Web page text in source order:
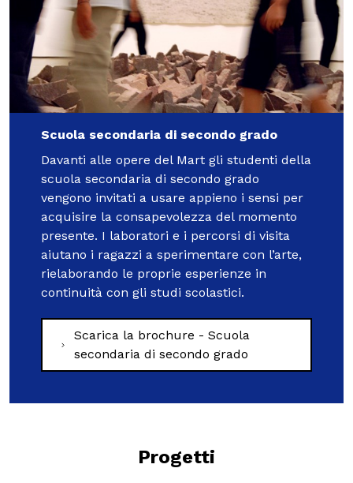
Scuola secondaria di secondo grado
Davanti alle opere del Mart gli studenti della
scuola secondaria di secondo grado
vengono invitati a usare appieno i sensi per
acquisire la consapevolezza del momento
presente. I laboratori e i percorsi di visita
aiutano i ragazzi a sperimentare con l’arte,
rielaborando le proprie esperienze in
continuità con gli studi scolastici.
Scarica la brochure - Scuola
secondaria di secondo grado
Progetti